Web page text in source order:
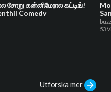
கன்னிமேரால கட்டிங்!
Comedy
53
Utforska mer